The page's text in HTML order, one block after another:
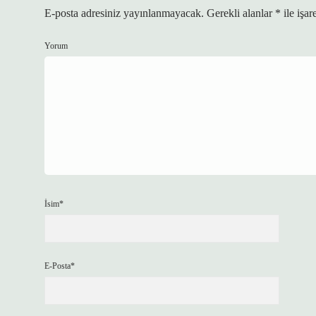
E-posta adresiniz yayınlanmayacak. Gerekli alanlar * ile
Yorum
İsim*
E-Posta*